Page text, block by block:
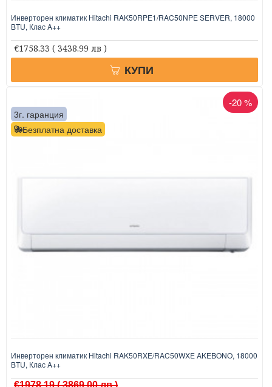
Инверторен климатик Hitachi RAK50RPE1/RAC50NPE SERVER, 18000
BTU, Клас A++
€1758.33 ( 3438.99 лв )
КУПИ
Безплатна доставка
3г. гаранция
-20 %
Инверторен климатик Hitachi RAK50RXE/RAC50WXE AKEBONO, 18000
BTU, Клас A++
€1978.19( 3869.00 лв )